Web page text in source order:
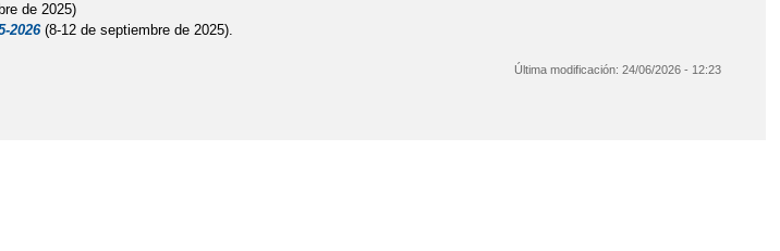
de 2025)
2026(8-12 de septiembre de 2025).
Última modificación:24/06/2026 - 12:23